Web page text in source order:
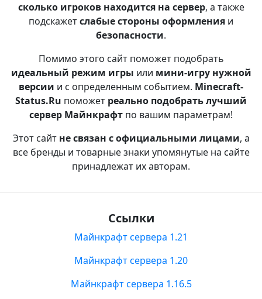
сколько игроков находится на сервер, а также
подскажетслабые стороны оформления и
безопасности.
Помимо этого сайт поможет подобрать
идеальный режим игры или мини-игру нужной
версии и с определенным событием. Minecraft-
Status.Ru поможет реально подобрать лучший
сервер Майнкрафт по вашим параметрам!
Этот сайт не связан с официальными лицами, а
все бренды и товарные знаки упомянутые на сайте
принадлежат их авторам.
Ссылки
Майнкрафт сервера 1.21
Майнкрафт сервера 1.20
Майнкрафт сервера 1.16.5